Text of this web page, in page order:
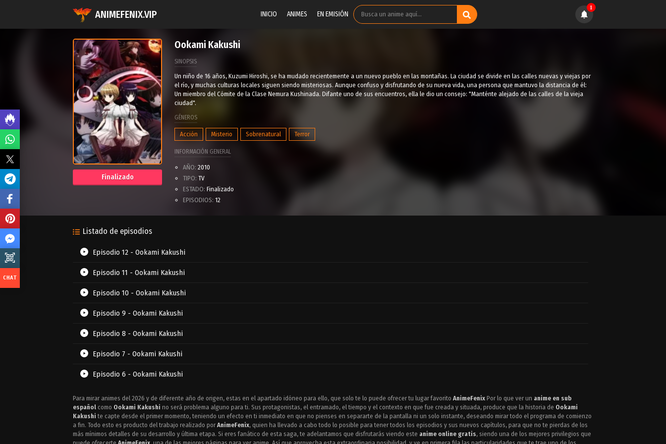
ANIMEFENIX.VIP INICIO ANIMES EN EMISIÓN
1
Finalizado
Ookami Kakushi
SINOPSIS
Un niño de 16 años, Kuzumi Hiroshi, se ha mudado recientemente a un nuevo pueblo en las montañas. La ciudad se divide en las calles nuevas y viejas por
el río, y muchas culturas locales siguen siendo misteriosas. Aunque confuso y disfrutando de su nueva vida, una persona que mantuvo la distancia de él:
Un miembro del Cómite de la Clase Nemura Kushinada. Difante uno de sus encuentros, ella le dio un consejo: "Manténte alejado de las calles de la vieja
ciudad".
GÉNEROS
Acción Misterio Sobrenatural Terror
INFORMACIÓN GENERAL
AÑO: 2010
TIPO: TV
ESTADO: Finalizado
EPISODIOS: 12
Listado de episodios
Episodio 12 - Ookami Kakushi
Episodio 11 - Ookami Kakushi
Episodio 10 - Ookami Kakushi
Episodio 9 - Ookami Kakushi
Episodio 8 - Ookami Kakushi
Episodio 7 - Ookami Kakushi
Episodio 6 - Ookami Kakushi
Episodio 5 - Ookami Kakushi
Episodio 4 - Ookami Kakushi
Episodio 3 - Ookami Kakushi
Para mirar animes del 2026 y de diferente año de origen, estas en el apartado idóneo para ello, que solo te lo puede ofrecer tu lugar favorito AnimeFenix Por lo que ver un anime en sub
español como Ookami Kakushi no será problema alguno para ti. Sus protagonistas, el entramado, el tiempo y el contexto en que fue creada y situada, produce que la historia de Ookami
Kakushi te capte desde el primer momento, teniendo un efecto en ti inmediato en que no pienses en separarte de la pantalla ni un solo instante, deseando mirar todo el programa de comienzo
a fin. Todo esto es producto del trabajo realizado por AnimeFenix, quien ha llevado a cabo todo lo posible para tener todos los episodios y sus nuevos capítulos, para que no te pierdas de los
más mínimos detalles de su desarrollo y última etapa. Si eres fanático de esta saga, te adelantamos que disfrutarás viendo este anime online gratis, siendo una de los mejores privilegios que